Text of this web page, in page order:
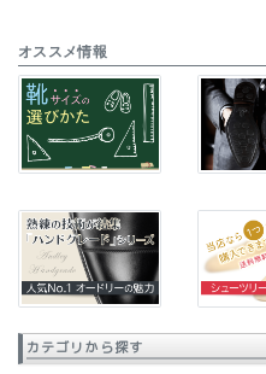
オススメ情報
カテゴリから探す